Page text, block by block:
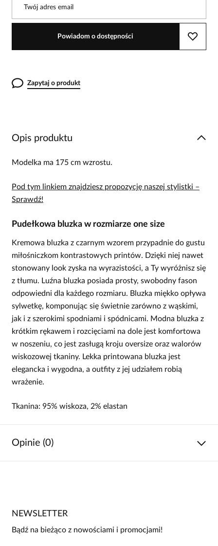
Twój adres email
Powiadom o dostępności
Zapytaj o produkt
Opis produktu
Modelka ma 175 cm wzrostu.
Pod tym linkiem znajdziesz propozycję naszej stylistki –
Sprawdź!
Pudełkowa bluzka w rozmiarze one size
Kremowa bluzka z czarnym wzorem przypadnie do gustu
miłośniczkom kontrastowych printów. Dzięki niej nawet
stonowany look zyska na wyrazistości, a Ty wyróżnisz się
z tłumu. Luźna bluzka posiada prosty, swobodny fason
odpowiedni dla każdego rozmiaru. Bluzka miękko opływa
sylwetkę, komponując się świetnie zarówno z wąskimi,
jak i z szerokimi spodniami i spódnicami. Modna bluzka z
krótkim rękawem i rozcięciami na dole jest komfortowa
w noszeniu, co jest zasługą kroju oversize oraz walorów
wiskozowej tkaniny. Lekka printowana bluzka jest
elegancka i wygodna, a outfity z jej udziałem robią
wrażenie.
Tkanina: 95% wiskoza, 2% elastan
Opinie (0)
Bądź pierwszą osobą, która podzieli się opinią o tym
NEWSLETTER
Bądź na bieżąco z nowościami i promocjami!